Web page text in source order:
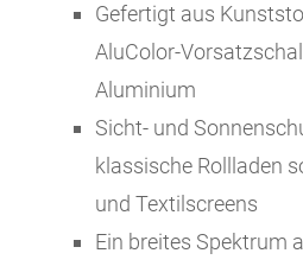
Gefertigt aus
AluColor-
Aluminium
Sicht- und
klassische Rollladen
und Textilscreens
Ein breites Spektrum